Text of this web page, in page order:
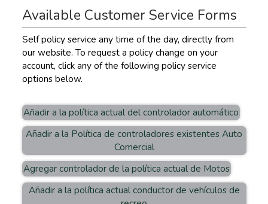
Available Customer Service Forms
Self policy service any time of the day, directly from
our website. To request a policy change on your
account, click any of the following policy service
options below.
Añadir a la política actual del controlador automático
Añadir a la Política de controladores existentes Auto
Comercial
Agregar controlador de la política actual de Motos
Añadir a la política actual conductor de vehículos de